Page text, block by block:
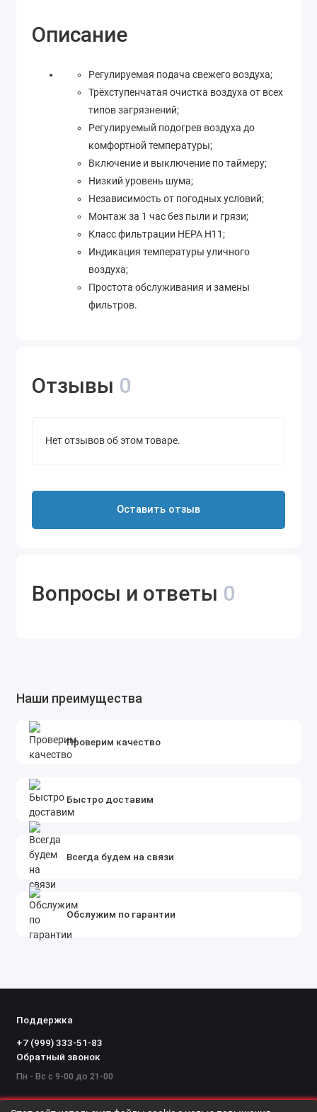
Описание
Регулируемая подача свежего воздуха;
Трёхступенчатая очистка воздуха от всех
типов загрязнений;
Регулируемый подогрев воздуха до
комфортной температуры;
Включение и выключение по таймеру;
Низкий уровень шума;
Независимость от погодных условий;
Монтаж за 1 час без пыли и грязи;
Класс фильтрации HEPA H11;
Индикация температуры уличного
воздуха;
Простота обслуживания и замены
фильтров.
Отзывы 0
Нет отзывов об этом товаре.
Оставить отзыв
Вопросы и ответы 0
Наши преимущества
Проверим качество
Быстро доставим
Всегда будем на связи
Обслужим по гарантии
Поддержка
+7 (999) 333-51-83
Обратный звонок
Пн - Вс с 9-00 до 21-00